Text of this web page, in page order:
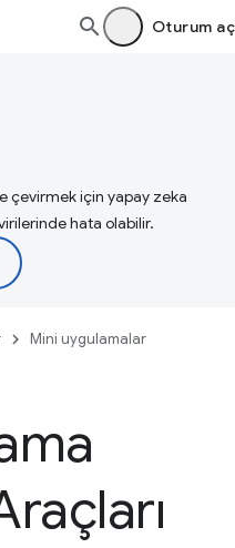
Oturum aç
çevirmek için yapay zeka
hata olabilir.
Mini uygulamalar